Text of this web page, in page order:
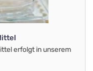
erfolgt in unserem